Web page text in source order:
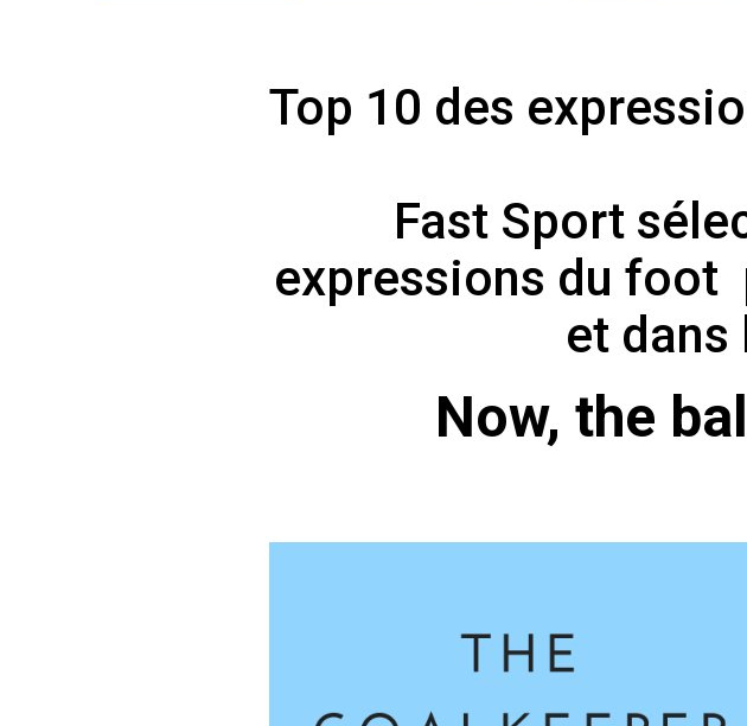
Top 10 des
Fast Sport
expressions du foot
et dans
Now, the